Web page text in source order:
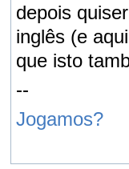
depois
inglês (e
que isto
--
Jogamos?